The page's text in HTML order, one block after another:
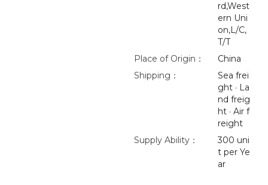
rd,West
ern Uni
on,L/C,
T/T
Place of Origin：
China
Shipping：
Sea frei
ght · La
nd freig
ht · Air f
reight
Supply Ability：
300 uni
t per Ye
ar